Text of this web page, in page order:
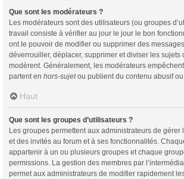
Que sont les modérateurs ?
Les modérateurs sont des utilisateurs (ou groupes
travail consiste à vérifier au jour le jour le bon
ont le pouvoir de modifier ou supprimer des
déverrouiller, déplacer, supprimer et diviser les sujets
modèrent. Généralement, les modérateurs
partent en hors-sujetou publient du contenu abusif
Haut
Que sont les groupes d’utilisateurs ?
Les groupes permettent aux administrateurs de gérer
et des invités au forum et à ses fonctionnalités.
appartenir à un ou plusieurs groupes et chaque
permissions. La gestion des membres par
permet aux administrateurs de modifier rapidement